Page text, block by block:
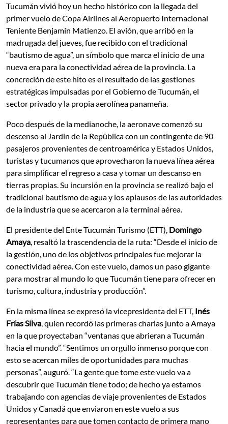
Tucumán vivió hoy un hecho histórico con la llegada del
primer vuelo de Copa Airlines al Aeropuerto Internacional
Teniente Benjamín Matienzo. El avión, que arribó en la
madrugada del jueves, fue recibido con el tradicional
“bautismo de agua”, un símbolo que marca el inicio de una
nueva era para la conectividad aérea de la provincia. La
concreción de este hito es el resultado de las gestiones
estratégicas impulsadas por el Gobierno de Tucumán, el
sector privado y la propia aerolínea panameña.
Poco después de la medianoche, la aeronave comenzó su
descenso al Jardín de la República con un contingente de 90
pasajeros provenientes de centroamérica y Estados Unidos,
turistas y tucumanos que aprovecharon la nueva línea aérea
para simplificar el regreso a casa y tomar un descanso en
tierras propias. Su incursión en la provincia se realizó bajo el
tradicional bautismo de agua y los aplausos de las autoridades
de la industria que se acercaron a la terminal aérea.
El presidente del Ente Tucumán Turismo (ETT), Domingo
Amaya , resaltó la trascendencia de la ruta: “Desde el inicio de
la gestión, uno de los objetivos principales fue mejorar la
conectividad aérea. Con este vuelo, damos un paso gigante
para mostrar al mundo lo que Tucumán tiene para ofrecer en
turismo, cultura, industria y producción”.
En la misma línea se expresó la vicepresidenta del ETT, Inés
Frías Silva , quien recordó las primeras charlas junto a Amaya
en la que proyectaban “ventanas que abrieran a Tucumán
hacia el mundo”. “Sentimos un orgullo inmenso porque con
esto se acercan miles de oportunidades para muchas
personas”, auguró. “La gente que tome este vuelo va a
descubrir que Tucumán tiene todo; de hecho ya estamos
trabajando con agencias de viaje provenientes de Estados
Unidos y Canadá que enviaron en este vuelo a sus
representantes para que tomen contacto de primera mano